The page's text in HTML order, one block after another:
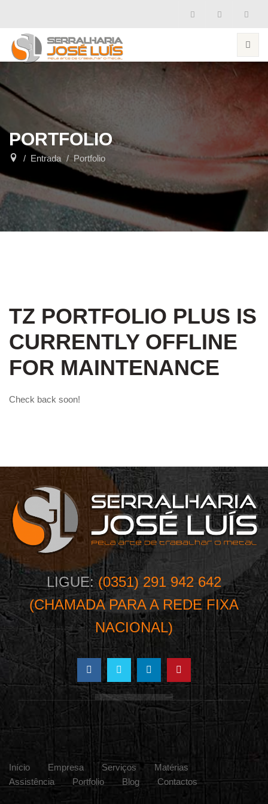
PORTFOLIO
Entrada Portfolio
TZ PORTFOLIO PLUS IS
CURRENTLY OFFLINE
FOR MAINTENANCE
Check back soon!
LIGUE:(0351) 291 942 642
(CHAMADA PARA A REDE FIXA
NACIONAL)
Início Empresa Serviços
Matérias
Assistência
Portfolio Blog Contactos